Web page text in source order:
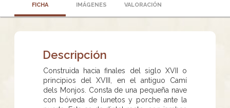
FICHA IMÁGENES VALORACIÓN
Descripción
Construida hacia finales del siglo XVII o
principios del XVIII, en el antiguo Camí
dels Monjos. Consta de una pequeña nave
con bóveda de lunetos y porche ante la